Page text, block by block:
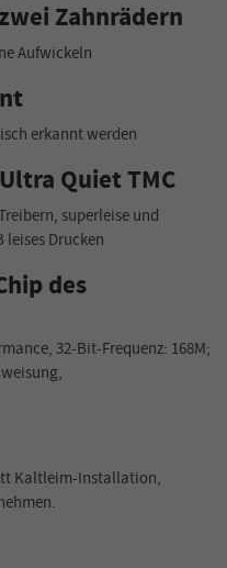
Zahnrädern
Aufwickeln
erkannt werden
Quiet TMC
superleise und
Drucken
des
32-Bit-Frequenz: 168M;
Kaltleim-Installation,